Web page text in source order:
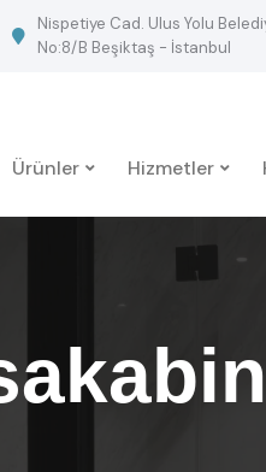
Nispetiye Cad. Ulus Yolu
No:8/B Beşiktaş - İstanbul
Ürünler Hizmetler